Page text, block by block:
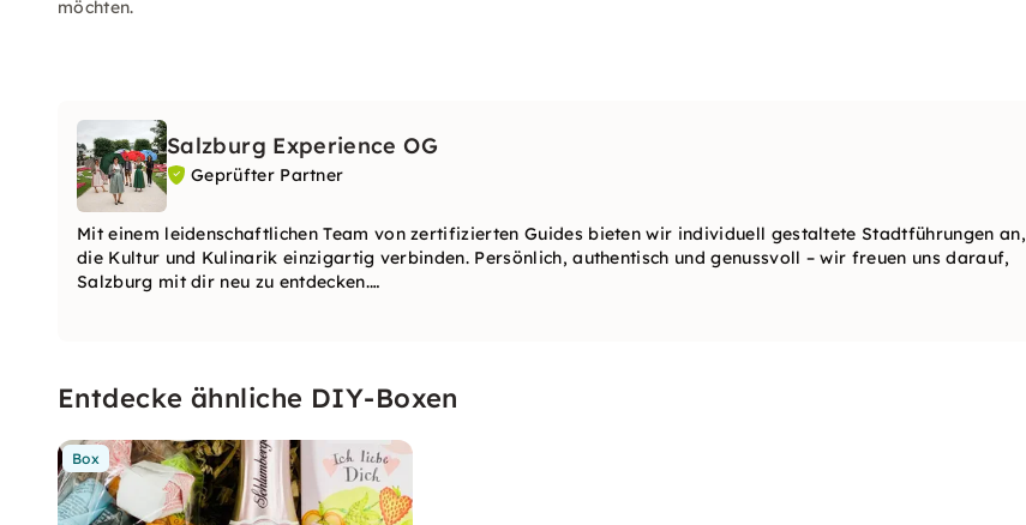
möchten.
Salzburg Experience OG
Geprüfter Partner
Mit einem leidenschaftlichen Team von zertifizierten Guides bieten wir individuell gestaltete Stadtführungen an,
die Kultur und Kulinarik einzigartig verbinden. Persönlich, authentisch und genussvoll – wir freuen uns darauf,
Salzburg mit dir neu zu entdecken.
Entdecke ähnliche DIY-Boxen
Box